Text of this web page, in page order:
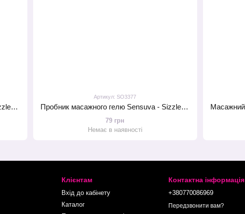
Пробник масажного гелю Sensuva - Sizzle Lips Pina Colada (6 мл)
Артикул: SO3377
Пробник масажного гелю Sensuva - Sizzle Lips Cinnamon Pastry (6 мл)
79 грн
Немає в наявності
Клієнтам
Вхід до кабінету
Каталог
Контактна інформація
+380770086969
Передзвонити вам?